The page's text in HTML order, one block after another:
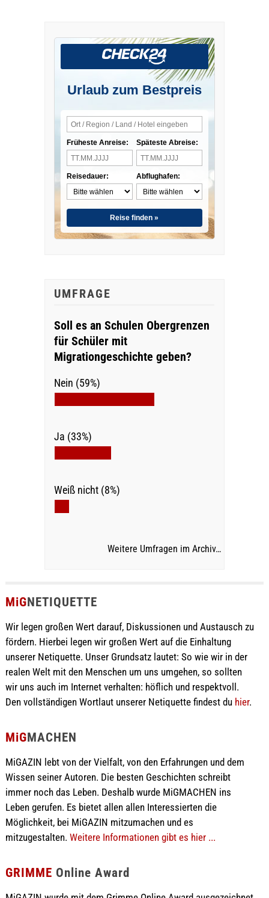
Urlaub zum Bestpreis
Früheste Anreise:
Reisedauer:
Späteste Abreise:
Abflughafen:
Reise finden »
UMFRAGE
Soll es an Schulen Obergrenzen
für Schüler mit
Migrationgeschichte geben?
Nein (59%)
Ja (33%)
Weiß nicht (8%)
Weitere Umfragen im Archiv…
MiGNETIQUETTE
Wir legen großen Wert darauf, Diskussionen und Austausch zu
fördern. Hierbei legen wir großen Wert auf die Einhaltung
unserer Netiquette. Unser Grundsatz lautet: So wie wir in der
realen Welt mit den Menschen um uns umgehen, so sollten
wir uns auch im Internet verhalten: höflich und respektvoll.
Den vollständigen Wortlaut unserer Netiquette findest du hier.
MiGMACHEN
MiGAZIN lebt von der Vielfalt, von den Erfahrungen und dem
Wissen seiner Autoren. Die besten Geschichten schreibt
immer noch das Leben. Deshalb wurde MiGMACHEN ins
Leben gerufen. Es bietet allen allen Interessierten die
Möglichkeit, bei MiGAZIN mitzumachen und es
mitzugestalten. Weitere Informationen gibt es hier ...
GRIMME Online Award